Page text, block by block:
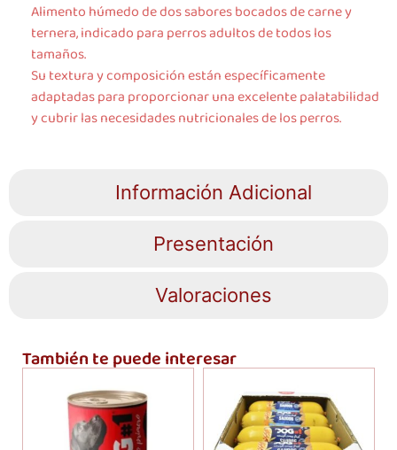
Alimento húmedo de dos sabores bocados de carne y
ternera, indicado para perros adultos de todos los
tamaños.
Su textura y composición están específicamente
adaptadas para proporcionar una excelente palatabilidad
y cubrir las necesidades nutricionales de los perros.
Información Adicional
Presentación
Valoraciones
También te puede interesar